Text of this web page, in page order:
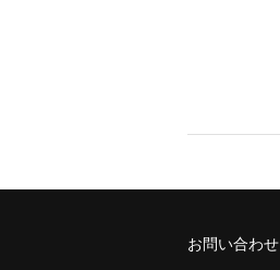
お問い合わせ